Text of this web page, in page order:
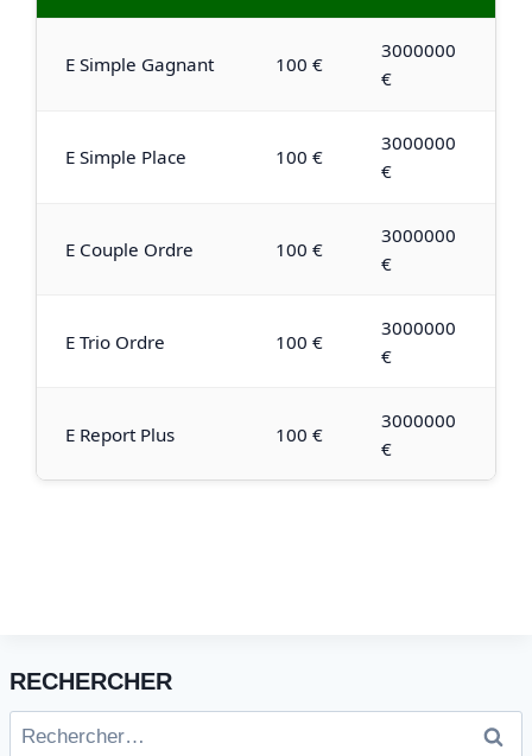
E Simple Gagnant 100 €
3000000
€
E Simple Place 100 €
3000000
€
E Couple Ordre 100 €
3000000
€
E Trio Ordre 100 €
3000000
€
E Report Plus 100 €
3000000
€
RECHERCHER
Rechercher :